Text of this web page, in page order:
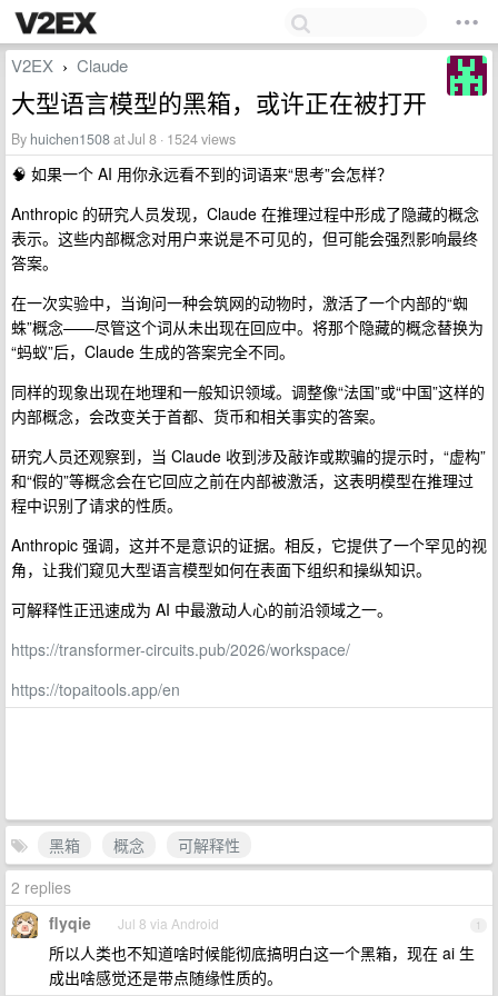
V2EX › Claude
大型语言模型的黑箱，或许正在被打开
By huichen1508at Jul 8 · 1524 views
🧠 如果一个 AI 用你永远看不到的词语来“思考”会怎样？
Anthropic 的研究人员发现，Claude 在推理过程中形成了隐藏的概念
表示。这些内部概念对用户来说是不可见的，但可能会强烈影响最终
答案。
在一次实验中，当询问一种会筑网的动物时，激活了一个内部的“蜘
蛛”概念——尽管这个词从未出现在回应中。将那个隐藏的概念替换为
“蚂蚁”后，Claude 生成的答案完全不同。
同样的现象出现在地理和一般知识领域。调整像“法国”或“中国”这样的
内部概念，会改变关于首都、货币和相关事实的答案。
研究人员还观察到，当 Claude 收到涉及敲诈或欺骗的提示时，“虚构”
和“假的”等概念会在它回应之前在内部被激活，这表明模型在推理过
程中识别了请求的性质。
Anthropic 强调，这并不是意识的证据。相反，它提供了一个罕见的视
角，让我们窥见大型语言模型如何在表面下组织和操纵知识。
可解释性正迅速成为 AI 中最激动人心的前沿领域之一。
https://transformer-circuits.pub/2026/workspace/
https://topaitools.app/en
黑箱 概念
可解释性
2 replies
1
flyqie Jul 8 via Android
所以人类也不知道啥时候能彻底搞明白这一个黑箱，现在 ai 生
成出啥感觉还是带点随缘性质的。